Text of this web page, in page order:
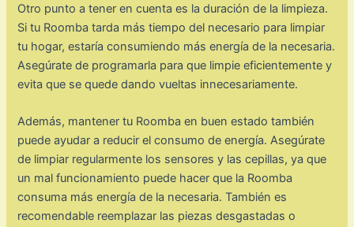
Otro punto a tener en cuenta es la duración de la limpieza.
Si tu Roomba tarda más tiempo del necesario para limpiar
tu hogar, estaría consumiendo más energía de la necesaria.
Asegúrate de programarla para que limpie eficientemente y
evita que se quede dando vueltas innecesariamente.
Además, mantener tu Roomba en buen estado también
puede ayudar a reducir el consumo de energía. Asegúrate
de limpiar regularmente los sensores y las cepillas, ya que
un mal funcionamiento puede hacer que la Roomba
consuma más energía de la necesaria. También es
recomendable reemplazar las piezas desgastadas o